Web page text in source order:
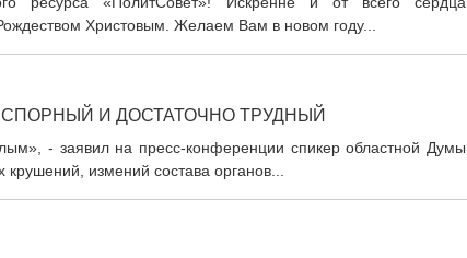
Христовым. Желаем Вам в новом году...
И ДОСТАТОЧНО ТРУДНЫЙ
- заявил на пресс-конференции спикер областной Думы
измений состава органов...